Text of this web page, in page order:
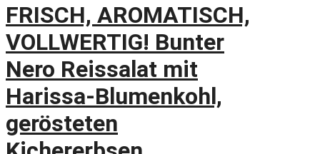
FRISCH, AROMATISCH,
VOLLWERTIG! Bunter
Nero Reissalat mit
Harissa-Blumenkohl,
gerösteten